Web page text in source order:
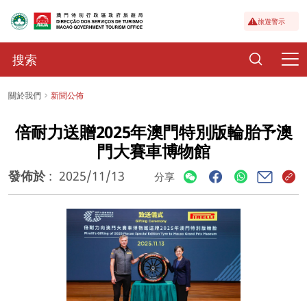
旅遊警示
關於我們 新聞公佈
倍耐力送贈2025年澳門特別版輪胎予澳
門大賽車博物館
發佈於 : 2025/11/13 分享